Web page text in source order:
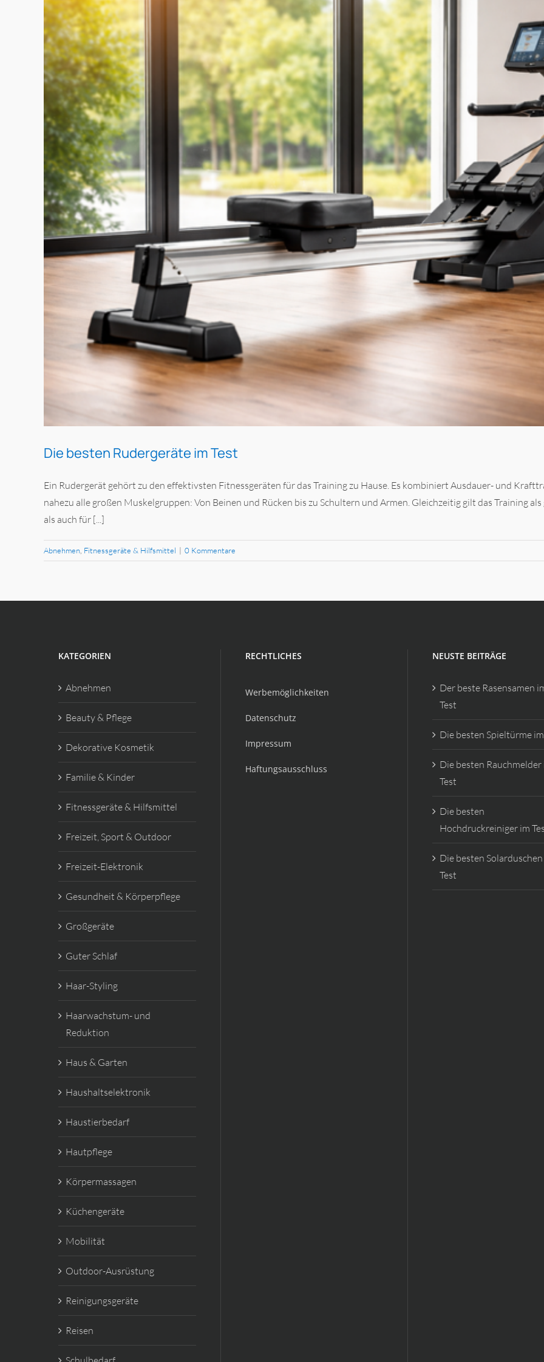
Die besten Rudergeräte im Test
Ein Rudergerät gehört zu den effektivsten Fitnessgeräten für das Training zu Hause. Es kombiniert Ausdauer- und
nahezu alle großen Muskelgruppen: Von Beinen und Rücken bis zu Schultern und Armen. Gleichzeitig gilt das Training
als auch für [...]
Abnehmen Fitnessgeräte & Hilfsmittel | 0 Kommentare
KATEGORIEN
Abnehmen
Beauty & Pflege
Dekorative Kosmetik
Familie & Kinder
Fitnessgeräte & Hilfsmittel
Freizeit, Sport & Outdoor
Freizeit-Elektronik
Gesundheit & Körperpflege
Großgeräte
Guter Schlaf
Haar-Styling
Haarwachstum- und
Reduktion
Haus & Garten
Haushaltselektronik
Haustierbedarf
Hautpflege
Körpermassagen
Küchengeräte
Mobilität
Outdoor-Ausrüstung
Reinigungsgeräte
Reisen
RECHTLICHES
Werbemöglichkeiten
Datenschutz
Impressum
Haftungsausschluss
NEUSTE BEITRÄGE
Der beste Rasensamen
Test
Die besten Spieltürme
Die besten Rauchmelder
Test
Die besten
Hochdruckreiniger im
Die besten
Test